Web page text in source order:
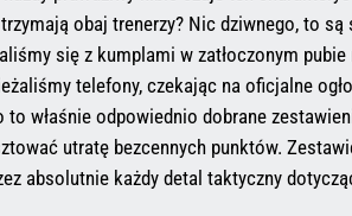
obaj trenerzy? Nic dziwnego, to
się z kumplami w zatłoczonym
telefony, czekając na oficjalne
właśnie odpowiednio dobrane
utratę bezcennych punktów.
absolutnie każdy detal taktyczny